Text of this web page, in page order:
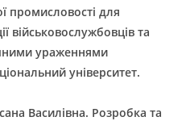
промисловості для
військовослужбовців та
ураженнями
університет.
Василівна. Розробка та